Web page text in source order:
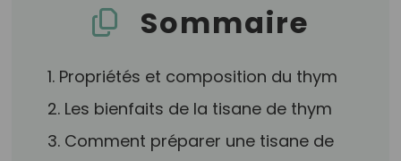
Sommaire
1. Propriétés et composition du thym
2. Les bienfaits de la tisane de thym
3. Comment préparer une tisane de